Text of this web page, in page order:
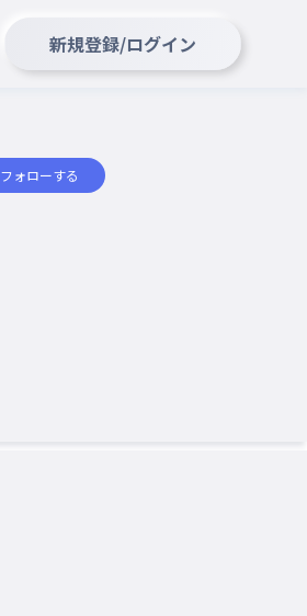
新規登録/ログイン
フォローする